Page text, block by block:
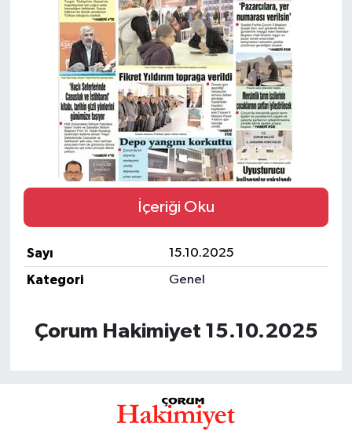
İçeriği Oku
Sayı
15.10.2025
Kategori
Genel
Çorum Hakimiyet 15.10.2025
İLÇELER
OTOPARK
TEKNOLOJİ